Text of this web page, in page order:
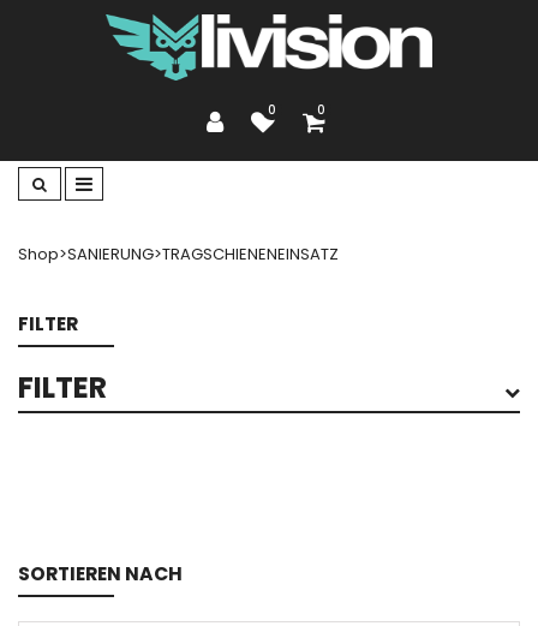
0 0
Shop>SANIERUNG>TRAGSCHIENENEINSATZ
FILTER
FILTER
SORTIEREN NACH